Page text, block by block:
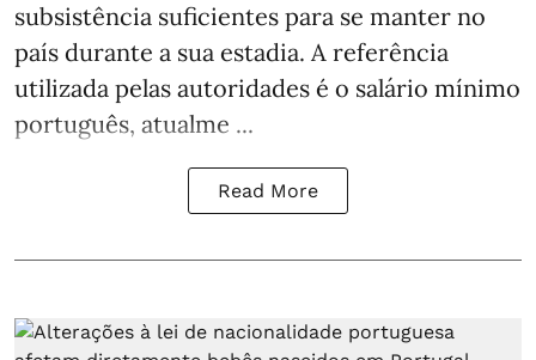
subsistência suficientes para se manter no
país durante a sua estadia. A referência
utilizada pelas autoridades é o salário mínimo
português, atualme ...
Read More